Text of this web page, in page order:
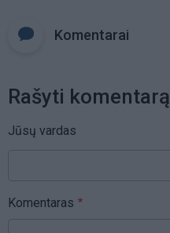
Komentarai
Rašyti komentarą
Jūsų vardas
Komentaras